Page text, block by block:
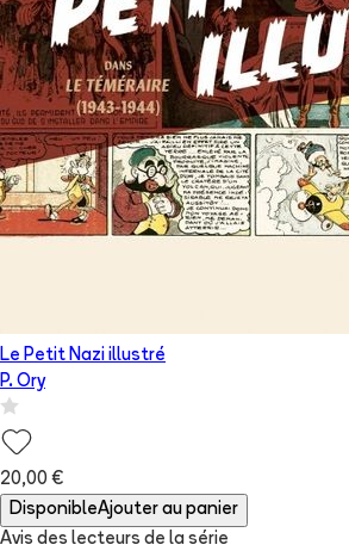
Le Petit Nazi illustré
P. Ory
20,00 €
DisponibleAjouter au panier
Avis des lecteurs de la série